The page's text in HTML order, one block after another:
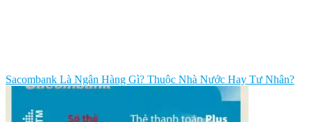
Sacombank Là Ngân Hàng Gì? Thuộc Nhà Nước Hay Tư Nhân?